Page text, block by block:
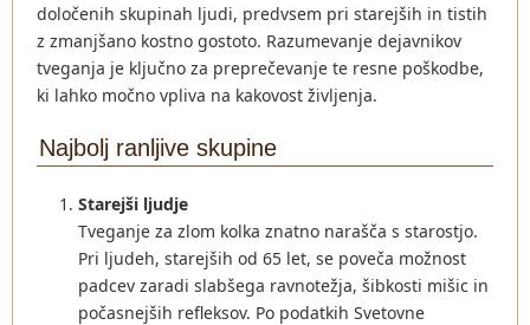
določenih skupinah ljudi, predvsem pri starejših in tistih
z zmanjšano kostno gostoto. Razumevanje dejavnikov
tveganja je ključno za preprečevanje te resne poškodbe,
ki lahko močno vpliva na kakovost življenja.
Najbolj ranljive skupine
Starejši ljudje
Tveganje za zlom kolka znatno narašča s starostjo.
Pri ljudeh, starejših od 65 let, se poveča možnost
padcev zaradi slabšega ravnotežja, šibkosti mišic in
počasnejših refleksov. Po podatkih Svetovne